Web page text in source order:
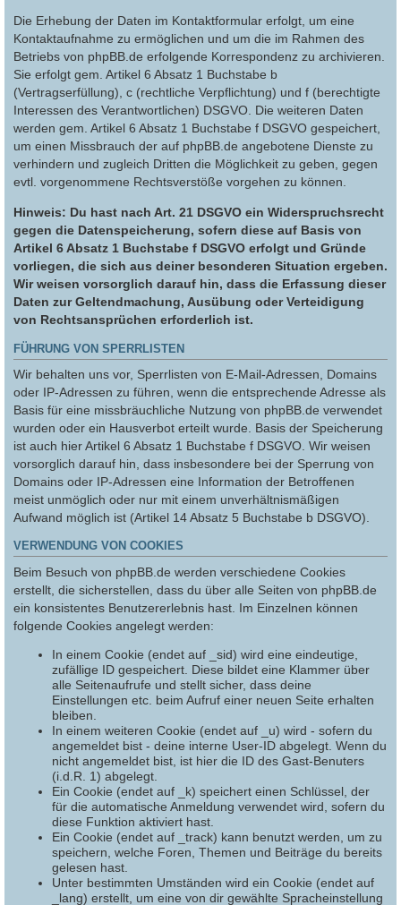
Die Erhebung der Daten im Kontaktformular erfolgt, um eine
Kontaktaufnahme zu ermöglichen und um die im Rahmen des
Betriebs von phpBB.de erfolgende Korrespondenz zu archivieren.
Sie erfolgt gem. Artikel 6 Absatz 1 Buchstabe b
(Vertragserfüllung), c (rechtliche Verpflichtung) und f (berechtigte
Interessen des Verantwortlichen) DSGVO. Die weiteren Daten
werden gem. Artikel 6 Absatz 1 Buchstabe f DSGVO gespeichert,
um einen Missbrauch der auf phpBB.de angebotene Dienste zu
verhindern und zugleich Dritten die Möglichkeit zu geben, gegen
evtl. vorgenommene Rechtsverstöße vorgehen zu können.
Hinweis: Du hast nach Art. 21 DSGVO ein Widerspruchsrecht
gegen die Datenspeicherung, sofern diese auf Basis von
Artikel 6 Absatz 1 Buchstabe f DSGVO erfolgt und Gründe
vorliegen, die sich aus deiner besonderen Situation ergeben.
Wir weisen vorsorglich darauf hin, dass die Erfassung dieser
Daten zur Geltendmachung, Ausübung oder Verteidigung
von Rechtsansprüchen erforderlich ist.
FÜHRUNG VON SPERRLISTEN
Wir behalten uns vor, Sperrlisten von E-Mail-Adressen, Domains
oder IP-Adressen zu führen, wenn die entsprechende Adresse als
Basis für eine missbräuchliche Nutzung von phpBB.de verwendet
wurden oder ein Hausverbot erteilt wurde. Basis der Speicherung
ist auch hier Artikel 6 Absatz 1 Buchstabe f DSGVO. Wir weisen
vorsorglich darauf hin, dass insbesondere bei der Sperrung von
Domains oder IP-Adressen eine Information der Betroffenen
meist unmöglich oder nur mit einem unverhältnismäßigen
Aufwand möglich ist (Artikel 14 Absatz 5 Buchstabe b DSGVO).
VERWENDUNG VON COOKIES
Beim Besuch von phpBB.de werden verschiedene Cookies
erstellt, die sicherstellen, dass du über alle Seiten von phpBB.de
ein konsistentes Benutzererlebnis hast. Im Einzelnen können
folgende Cookies angelegt werden:
In einem Cookie (endet auf _sid) wird eine eindeutige,
zufällige ID gespeichert. Diese bildet eine Klammer über
alle Seitenaufrufe und stellt sicher, dass deine
Einstellungen etc. beim Aufruf einer neuen Seite erhalten
bleiben.
In einem weiteren Cookie (endet auf _u) wird - sofern du
angemeldet bist - deine interne User-ID abgelegt. Wenn du
nicht angemeldet bist, ist hier die ID des Gast-Benuters
(i.d.R. 1) abgelegt.
Ein Cookie (endet auf _k) speichert einen Schlüssel, der
für die automatische Anmeldung verwendet wird, sofern du
diese Funktion aktiviert hast.
Ein Cookie (endet auf _track) kann benutzt werden, um zu
speichern, welche Foren, Themen und Beiträge du bereits
gelesen hast.
Unter bestimmten Umständen wird ein Cookie (endet auf
_lang) erstellt, um eine von dir gewählte Spracheinstellung